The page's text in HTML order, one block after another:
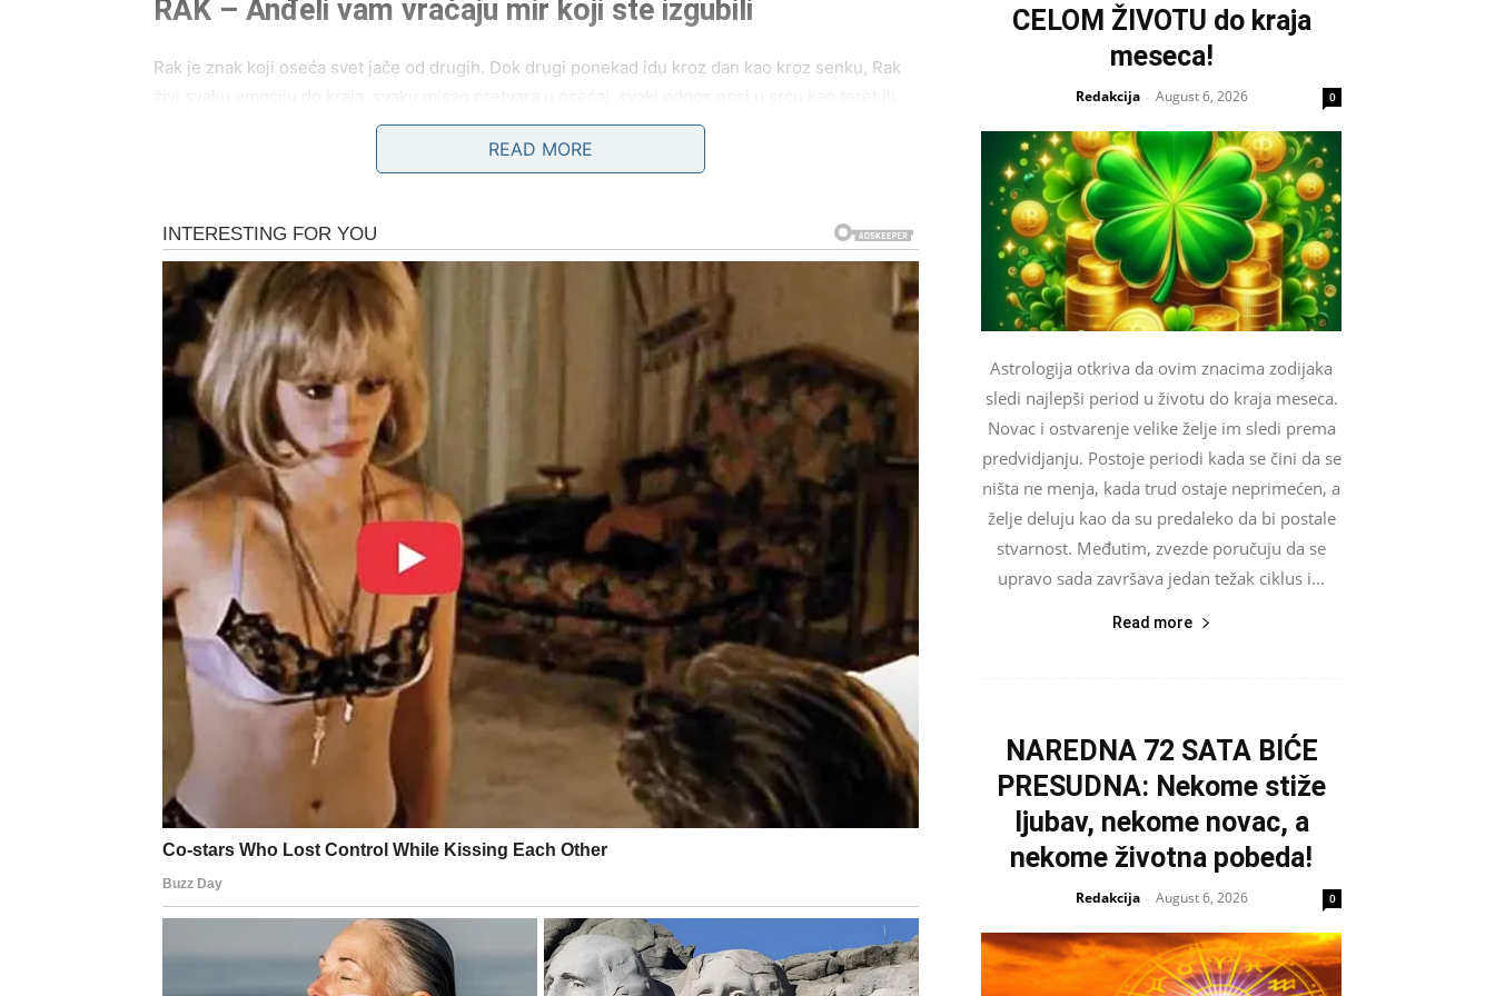
RAK – Anđeli vam vraćaju mir koji ste izgubili
Rak je znak koji oseća svet jače od drugih. Dok drugi ponekad idu kroz dan kao kroz senku, Rak
Previše reči koje nisu stigle.
Previše očekivanja koja su vas umarala.
Naredna dva dana donose upravo ono što vam je najpotrebnije:olakšanje
Šta vam anđeli poručuju? “Dozvoli sebi mir.”
Rakovi često nose odgovornost koja nije njihova.
Često brinu previše, daju previše, osećaju previše.
I baš zato vam dolazi znak koji vas podseća da:
nije sve na vama,
ne možete kontrolisati ono što je tuđe,
vaša duša zaslužuje odmor,
i da niste sami ni onda kada mislite da jeste.
Znak može doći kroz:
nečiju nežnu poruku,
susret sa osobom koju dugo niste videli,
READ MORE
CELOM ŽIVOTU do kraja
meseca!
Redakcija - August 6, 2026 0
Astrologija otkriva da ovim znacima zodijaka
sledi najlepši period u životu do kraja meseca.
Novac i ostvarenje velike želje im sledi prema
predvidjanju. Postoje periodi kada se čini da se
ništa ne menja, kada trud ostaje neprimećen, a
želje deluju kao da su predaleko da bi postale
stvarnost. Međutim, zvezde poručuju da se
upravo sada završava jedan težak ciklus i...
Read more
NAREDNA 72 SATA BIĆE
PRESUDNA: Nekome stiže
ljubav, nekome novac, a
nekome životna pobeda!
Redakcija - August 6, 2026 0